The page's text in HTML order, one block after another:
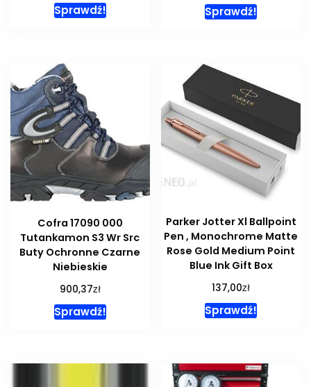
Sprawdź! Sprawdź!
Cofra 17090 000
Tutankamon S3 Wr Src
Buty Ochronne Czarne
Niebieskie
900,37zł
Sprawdź!
Parker Jotter Xl Ballpoint
Pen , Monochrome Matte
Rose Gold Medium Point
Blue Ink Gift Box
137,00zł
Sprawdź!